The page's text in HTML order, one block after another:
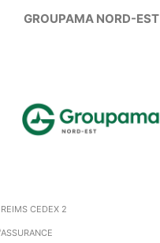
GROUPAMA NORD-EST
REIMS CEDEX 2
ASSURANCE